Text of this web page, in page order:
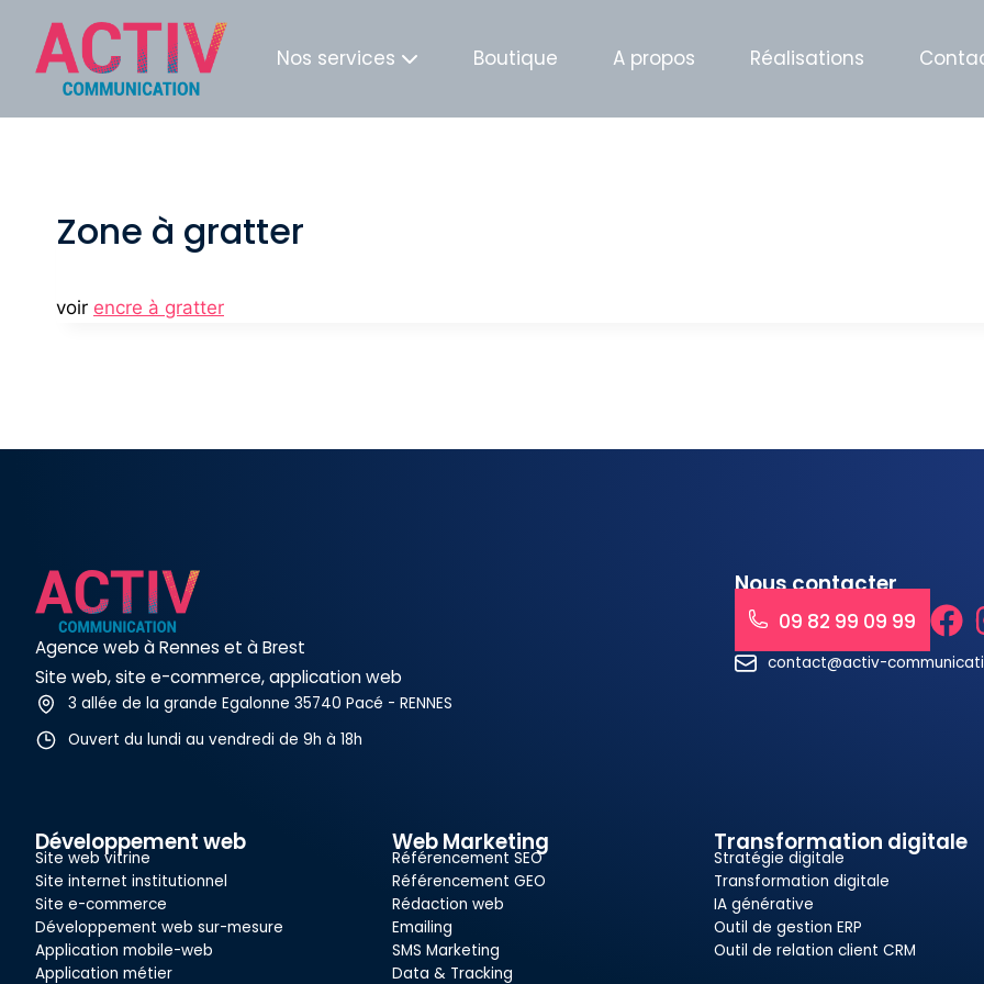
Nos services Boutique A propos Réalisations
Zone à gratter
voir encre à gratter
Agence web à Rennes et à Brest
Site web, site e-commerce, application web
3 allée de la grande Egalonne 35740 Pacé - RENNES
Ouvert du lundi au vendredi de 9h à 18h
Nous contacter
09 82 99 09 99
contact@activ-
Développement web
Site web vitrine
Site internet institutionnel
Site e-commerce
Développement web sur-mesure
Application mobile-web
Application métier
Web Marketing
Référencement SEO
Référencement GEO
Rédaction web
Emailing
SMS Marketing
Data & Tracking
Transformation digitale
Stratégie digitale
Transformation digitale
IA générative
Outil de gestion ERP
Outil de relation client CRM